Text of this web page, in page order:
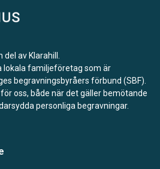
av Klarahill.
lokala familjeföretag som är
begravningsbyråers förbund (SBF).
oss, både när det gäller bemötande
personliga begravningar.